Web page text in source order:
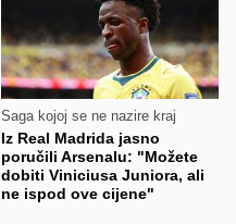
Saga kojoj se ne nazire kraj
Iz Real Madrida jasno
poručili Arsenalu: "Možete
dobiti Viniciusa Juniora, ali
ne ispod ove cijene"